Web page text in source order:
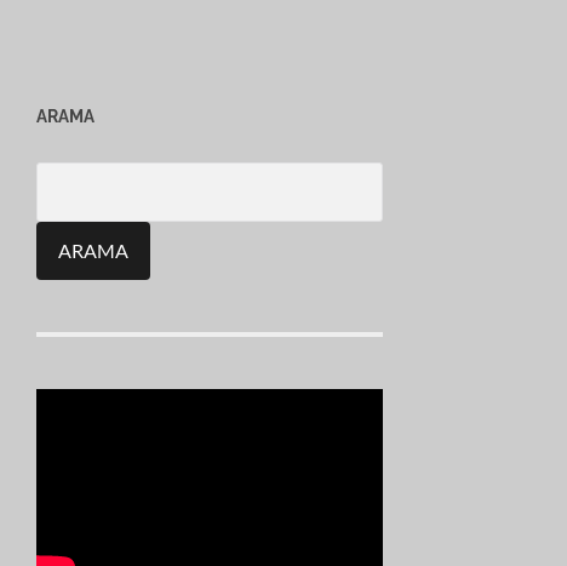
ARAMA